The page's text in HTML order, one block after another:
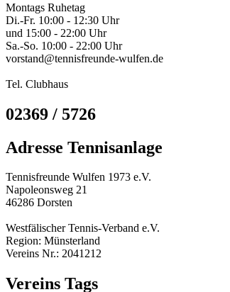
Montags Ruhetag
Di.-Fr. 10:00 - 12:30 Uhr
und 15:00 - 22:00 Uhr
Sa.-So. 10:00 - 22:00 Uhr
vorstand@tennisfreunde-wulfen.de
Tel. Clubhaus
02369 / 5726
Adresse Tennisanlage
Tennisfreunde Wulfen 1973 e.V.
Napoleonsweg 21
46286 Dorsten
Westfälischer Tennis-Verband e.V.
Region: Münsterland
Vereins Nr.: 2041212
Vereins Tags